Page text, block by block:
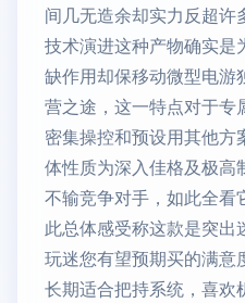
间几无造余却实力反超许
技术演进这种产物确实是
缺作用却保移动微型电游
营之途，这一特点对于专
密集操控和预设用其他方
体性质为深入佳格及极高
不输竞争对手，如此全看
此总体感受称这款是突出
玩迷您有望预期买的满意
长期适合把持系统，喜欢